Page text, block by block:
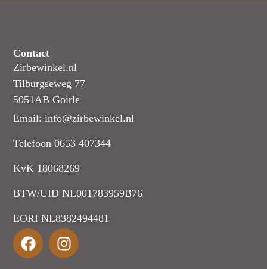
Contact
Zirbewinkel.nl
Tilburgseweg 77
5051AB Goirle
Email: info@zirbewinkel.nl
Telefoon 0653 407344
KvK 18068269
BTW/UID NL001783959B76
EORI NL8382494481